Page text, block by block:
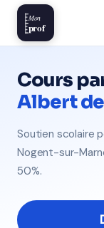
Mon
prof
Cours
Albert
Soutien scolaire
Nogent-sur-
50%.